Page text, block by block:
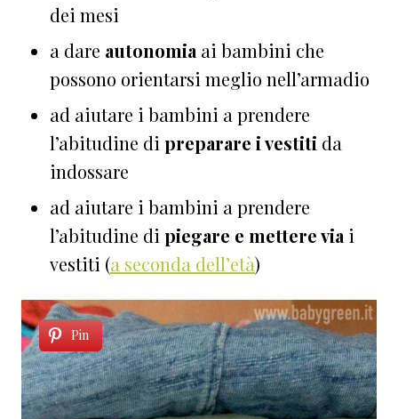
dei mesi
a dare autonomia ai bambini che
possono orientarsi meglio nell’armadio
ad aiutare i bambini a prendere
l’abitudine di preparare i vestiti da
indossare
ad aiutare i bambini a prendere
l’abitudine di piegare e mettere via i
vestiti (a seconda dell’età)
Pin